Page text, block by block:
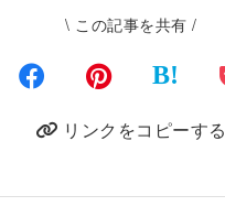
\ この記事を共有 /
B!
リンクをコピーする